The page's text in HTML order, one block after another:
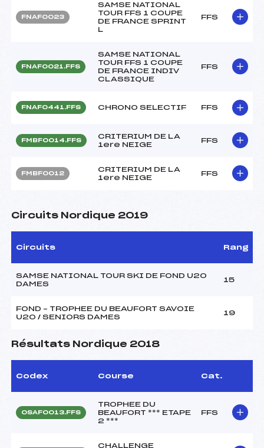
FNAF0023
SAMSE NATIONAL
TOUR FFS 1 COUPE
DE FRANCE SPRINT
L
FFS
FNAF0021.FFS
SAMSE NATIONAL
TOUR FFS 1 COUPE
DE FRANCE INDIV
CLASSIQUE
FFS
FNAF0441.FFS CHRONO SELECTIF FFS
FMBF0014.FFS
CRITERIUM DE LA
1ere NEIGE
FFS
FMBF0012
CRITERIUM DE LA
1ere NEIGE
FFS
Circuits Nordique 2019
Circuits Rang
SAMSE NATIONAL TOUR SKI DE FOND U20
DAMES
15
FOND – TROPHEE DU BEAUFORT SAVOIE
U20 / SENIORS DAMES
19
Résultats Nordique 2018
Codex Course Cat.
OSAF0013.FFS
TROPHEE DU
BEAUFORT *** ETAPE
2 ***
FFS
CHALLENGE